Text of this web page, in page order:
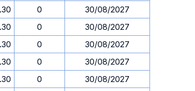
0
30/08/2027
0
30/08/2027
0
30/08/2027
0
30/08/2027
0
30/08/2027